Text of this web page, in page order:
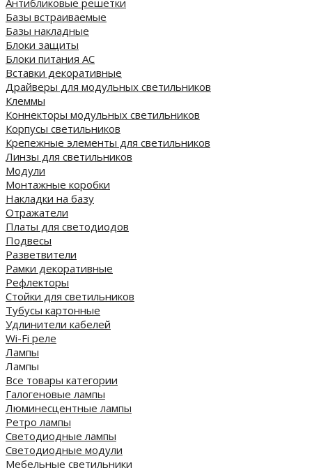
Антибликовые решетки
Базы встраиваемые
Базы накладные
Блоки защиты
Блоки питания AC
Вставки декоративные
Драйверы для модульных светильников
Клеммы
Коннекторы модульных светильников
Корпусы светильников
Крепежные элементы для светильников
Линзы для светильников
Модули
Монтажные коробки
Накладки на базу
Отражатели
Платы для светодиодов
Подвесы
Разветвители
Рамки декоративные
Рефлекторы
Стойки для светильников
Тубусы картонные
Удлинители кабелей
Wi-Fi реле
Лампы
Лампы
Все товары категории
Галогеновые лампы
Люминесцентные лампы
Ретро лампы
Светодиодные лампы
Светодиодные модули
Мебельные светильники